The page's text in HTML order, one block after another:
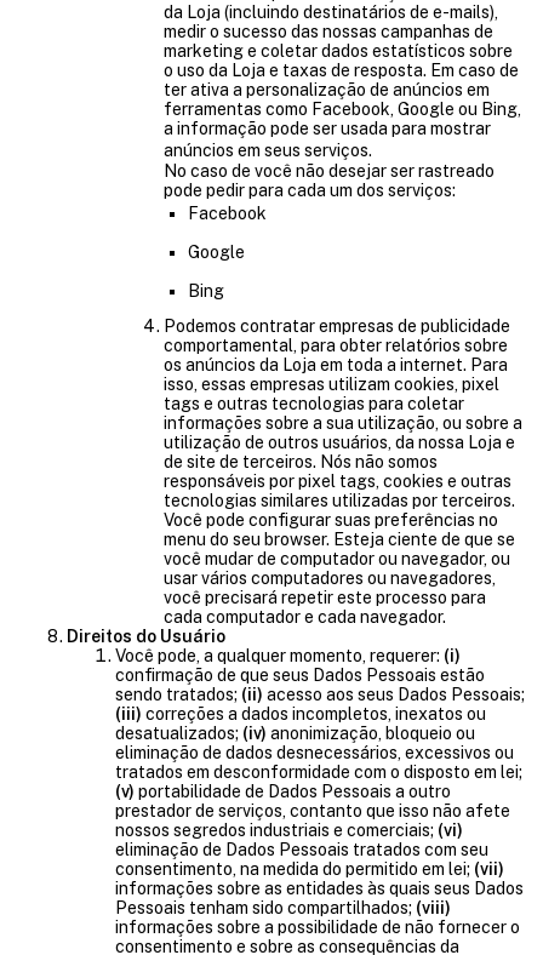
da Loja (incluindo destinatários de e-mails),
medir o sucesso das nossas campanhas de
marketing e coletar dados estatísticos sobre
o uso da Loja e taxas de resposta. Em caso de
ter ativa a personalização de anúncios em
ferramentas como Facebook, Google ou Bing,
a informação pode ser usada para mostrar
anúncios em seus serviços.
No caso de você não desejar ser rastreado
pode pedir para cada um dos serviços:
Facebook
Google
Bing
Podemos contratar empresas de publicidade
comportamental, para obter relatórios sobre
os anúncios da Loja em toda a internet. Para
isso, essas empresas utilizam cookies, pixel
tags e outras tecnologias para coletar
informações sobre a sua utilização, ou sobre a
utilização de outros usuários, da nossa Loja e
de site de terceiros. Nós não somos
responsáveis por pixel tags, cookies e outras
tecnologias similares utilizadas por terceiros.
Você pode configurar suas preferências no
menu do seu browser. Esteja ciente de que se
você mudar de computador ou navegador, ou
usar vários computadores ou navegadores,
você precisará repetir este processo para
cada computador e cada navegador.
Direitos do Usuário
Você pode, a qualquer momento, requerer: (i)
confirmação de que seus Dados Pessoais estão
sendo tratados; (ii) acesso aos seus Dados Pessoais;
(iii) correções a dados incompletos, inexatos ou
desatualizados; (iv) anonimização, bloqueio ou
eliminação de dados desnecessários, excessivos ou
tratados em desconformidade com o disposto em lei;
(v) portabilidade de Dados Pessoais a outro
prestador de serviços, contanto que isso não afete
nossos segredos industriais e comerciais; (vi)
eliminação de Dados Pessoais tratados com seu
consentimento, na medida do permitido em lei; (vii)
informações sobre as entidades às quais seus Dados
Pessoais tenham sido compartilhados; (viii)
informações sobre a possibilidade de não fornecer o
consentimento e sobre as consequências da